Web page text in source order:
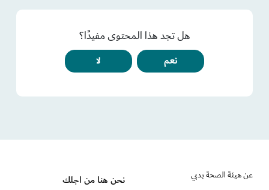
هل تجد هذا المحتوى مفيدًا؟
نعم لا
عن هيئة الصحة بدبي
نحن هنا من اجلك